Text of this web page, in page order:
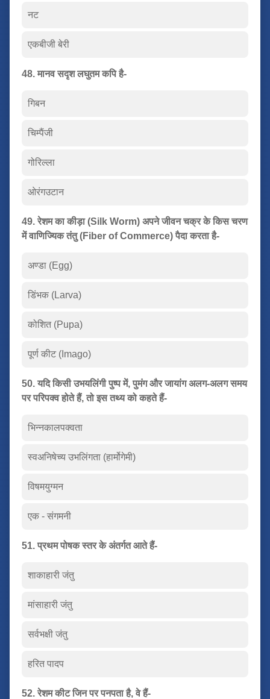
नट
एकबीजी बेरी
48. मानव सदृश लघुतम कपि है-
गिबन
चिम्पैंजी
गोरिल्ला
ओरंगउटान
49. रेशम का कीड़ा (Silk Worm) अपने जीवन चक्र के किस चरण
में वाणिज्यिक तंतु (Fiber of Commerce) पैदा करता है-
अण्डा (Egg)
डिंभक (Larva)
कोशित (Pupa)
पूर्ण कीट (Imago)
50. यदि किसी उभयलिंगी पुष्प में, पुमंग और जायांग अलग-अलग समय
पर परिपक्व होते हैं, तो इस तथ्य को कहते हैं-
भिन्नकालपक्वता
स्वअनिषेच्य उभलिंगता (हार्मोगेमी)
विषमयुग्मन
एक - संगमनी
51. प्रथम पोषक स्तर के अंतर्गत आते हैं-
शाकाहारी जंतु
मांसाहारी जंतु
सर्वभक्षी जंतु
हरित पादप
52. रेशम कीट जिन पर पनपता है, वे हैं-